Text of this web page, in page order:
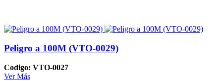
Peligro a 100M (VTO-0029)
Codigo: VTO-0027
Ver Más